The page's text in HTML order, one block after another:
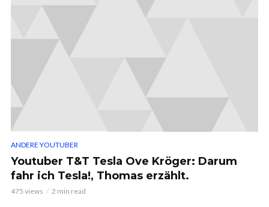
ANDERE YOUTUBER
Youtuber T&T Tesla Ove Kröger: Darum
fahr ich Tesla!, Thomas erzählt.
475 views 2 min read